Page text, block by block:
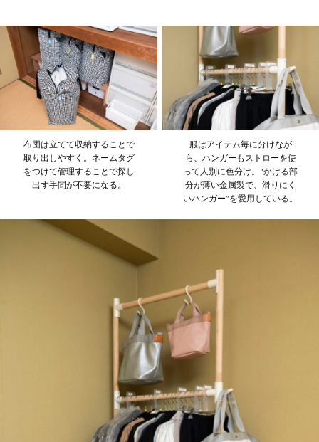
布団は立てて収納することで
取り出しやすく。ネームタグ
をつけて管理することで探し
出す手間が不要になる。
服はアイテム毎に分けなが
ら、ハンガーもストローを使
って人別に色分け。“かける部
分が薄い金属製で、滑りにく
いハンガー”を愛用している。